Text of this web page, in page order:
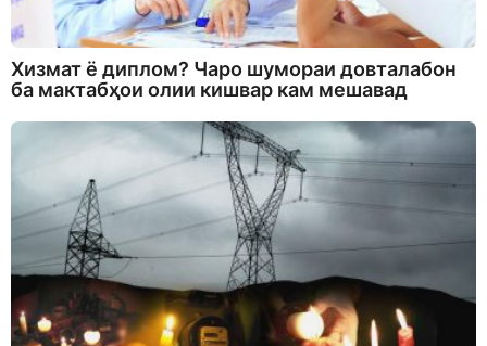
Хизмат ё диплом? Чаро шумораи довталабон
ба мактабҳои олии кишвар кам мешавад